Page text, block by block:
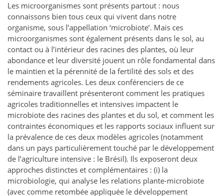
Les microorganismes sont présents partout : nous
connaissons bien tous ceux qui vivent dans notre
organisme, sous l’appellation ‘microbiote’. Mais ces
microorganismes sont également présents dans le sol, au
contact ou à l’intérieur des racines des plantes, où leur
abondance et leur diversité jouent un rôle fondamental dans
le maintien et la pérennité de la fertilité des sols et des
rendements agricoles. Les deux conférenciers de ce
séminaire travaillent présenteront comment les pratiques
agricoles traditionnelles et intensives impactent le
microbiote des racines des plantes et du sol, et comment les
contraintes économiques et les rapports sociaux influent sur
la prévalence de ces deux modèles agricoles (notamment
dans un pays particulièrement touché par le développement
de l’agriculture intensive : le Brésil). Ils exposeront deux
approches distinctes et complémentaires : (i) la
microbiologie, qui analyse les relations plante-microbiote
(avec comme retombée appliquée le développement